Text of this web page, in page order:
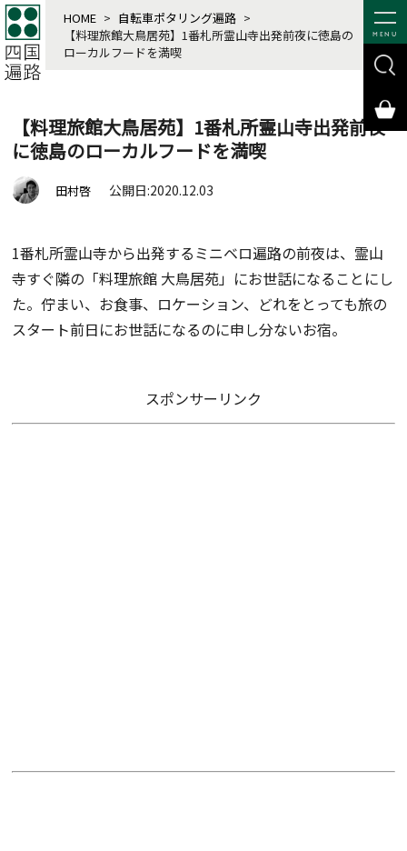
MENU
HOME > 自転車ポタリング遍路 >
【料理旅館大鳥居苑】1番札所霊山寺出発前夜に徳島の
ローカルフードを満喫
【料理旅館大鳥居苑】1番札所霊山寺出発前夜
に徳島のローカルフードを満喫
田村啓 公開日:2020.12.03
1番札所霊山寺から出発するミニベロ遍路の前夜は、霊山
寺すぐ隣の「料理旅館 大鳥居苑」にお世話になることにし
た。佇まい、お食事、ロケーション、どれをとっても旅の
スタート前日にお世話になるのに申し分ないお宿。
スポンサーリンク